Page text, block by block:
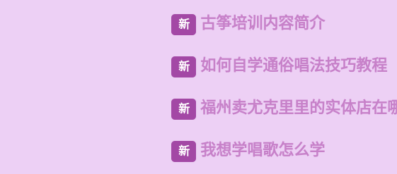
新 古筝培训内容简介
新 如何自学通俗唱法技巧教程
新 福州卖尤克里里的实体店在
新 我想学唱歌怎么学